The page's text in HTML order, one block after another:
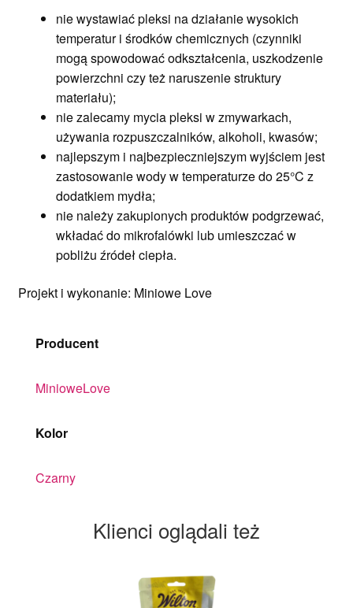
nie wystawiać pleksi na działanie wysokich
temperatur i środków chemicznych (czynniki
mogą spowodować odkształcenia, uszkodzenie
powierzchni czy też naruszenie struktury
materiału);
nie zalecamy mycia pleksi w zmywarkach,
używania rozpuszczalników, alkoholi, kwasów;
najlepszym i najbezpieczniejszym wyjściem jest
zastosowanie wody w temperaturze do 25°C z
dodatkiem mydła;
nie należy zakupionych produktów podgrzewać,
wkładać do mikrofalówki lub umieszczać w
pobliżu źródeł ciepła.
Projekt i wykonanie: Miniowe Love
Producent
MinioweLove
Kolor
Czarny
Klienci oglądali też